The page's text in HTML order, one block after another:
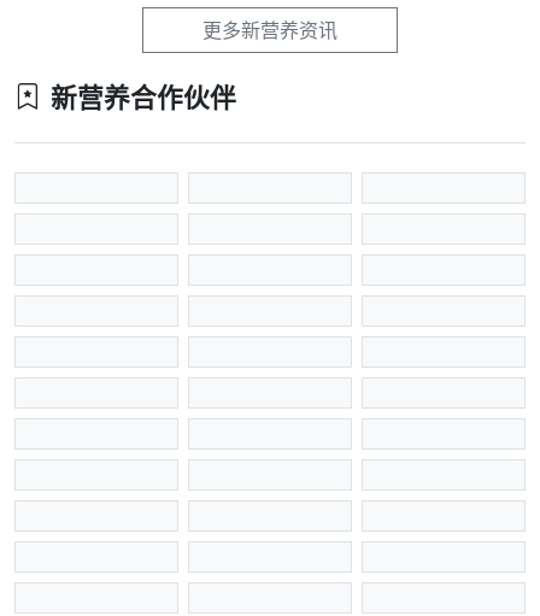
更多新营养资讯
新营养合作伙伴